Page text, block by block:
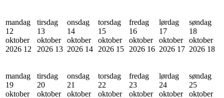
mandag
12
oktober
2026 12
tirsdag
13
oktober
2026 13
onsdag
14
oktober
2026 14
torsdag
15
oktober
2026 15
fredag
16
oktober
2026 16
lørdag
17
oktober
2026 17
søndag
18
oktober
2026 18
mandag
19
oktober
tirsdag
20
oktober
onsdag
21
oktober
torsdag
22
oktober
fredag
23
oktober
lørdag
24
oktober
søndag
25
oktober